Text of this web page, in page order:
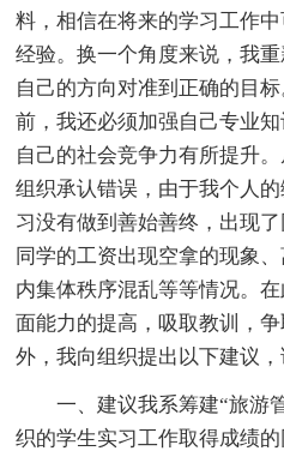
料，相信在将来的学习工作
经验。换一个角度来说，我
自己的方向对准到正确的目
前，我还必须加强自己专业
自己的社会竞争力有所提升
组织承认错误，由于我个人
习没有做到善始善终，出现了
同学的工资出现空拿的现象
内集体秩序混乱等等情况。
面能力的提高，吸取教训，
外，我向组织提出以下建议，
一、建议我系筹建“旅游
织的学生实习工作取得成绩